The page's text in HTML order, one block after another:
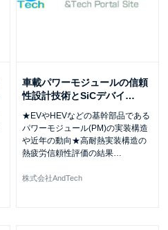
車載パワーモジュールの信頼
性設計技術とSiCデバイ…
★EVやHEVなどの基幹部品である
パワーモジュール(PM)の実装構造
や近年の動向★高耐熱実装構造の
熱疲労信頼性評価の結果…
株式会社AndTech